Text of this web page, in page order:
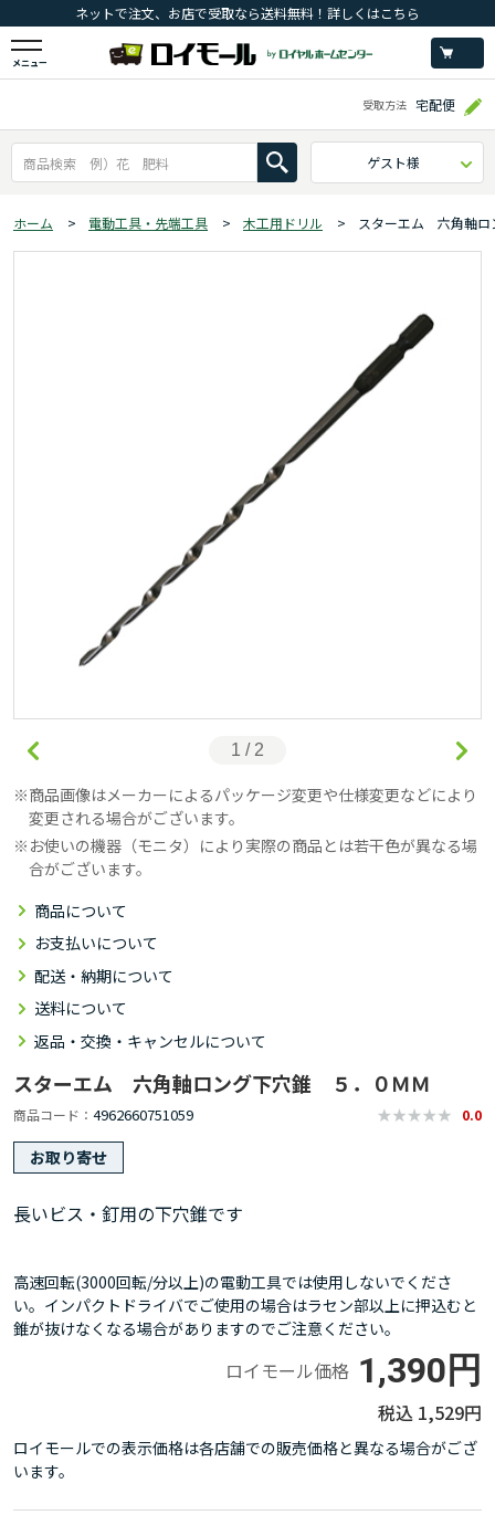
ネットで注文、お店で受取なら送料無料！詳しくはこちら
メニュー
受取方法 宅配便
ゲスト様
ホーム > 電動工具・先端工具 > 木工用ドリル > スターエム 六角軸
1 / 2
商品画像はメーカーによるパッケージ変更や仕様変更などにより
変更される場合がございます。
お使いの機器（モニタ）により実際の商品とは若干色が異なる場
合がございます。
商品について
お支払いについて
配送・納期について
送料について
返品・交換・キャンセルについて
スターエム 六角軸ロング下穴錐 ５．０ＭＭ
商品コード 4962660751059 0.0
お取り寄せ
長いビス・釘用の下穴錐です
高速回転(3000回転/分以上)の電動工具では使用しないでくださ
い。インパクトドライバでご使用の場合はラセン部以上に押込むと
錐が抜けなくなる場合がありますのでご注意ください。
ロイモール価格 1,390円
1,529円
ロイモールでの表示価格は各店舗での販売価格と異なる場合がござ
います。